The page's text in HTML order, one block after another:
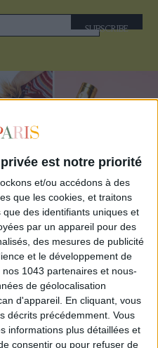
est notre priorité
et/ou accédons à des
que les cookies, et traitons
des identifiants uniques et
par un appareil pour des
des mesures de publicité
et le développement de
1043 partenaires et nous-
de géolocalisation
d'appareil. En cliquant, vous
décrits précédemment. Vous
informations plus détaillées et
consentir ou pour refuser de
SUBSCRIBE
AFFORDABLE MADE-IN-FRANCE